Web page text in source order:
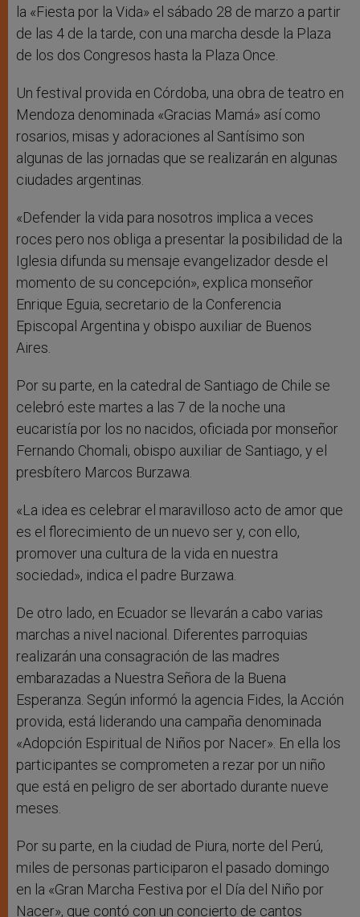
la «Fiesta por la Vida» el sábado 28 de marzo a partir
de las 4 de la tarde, con una marcha desde la Plaza
de los dos Congresos hasta la Plaza Once.
Un festival provida en Córdoba, una obra de teatro en
Mendoza denominada «Gracias Mamá» así como
rosarios, misas y adoraciones al Santísimo son
algunas de las jornadas que se realizarán en algunas
ciudades argentinas.
«Defender la vida para nosotros implica a veces
roces pero nos obliga a presentar la posibilidad de la
Iglesia difunda su mensaje evangelizador desde el
momento de su concepción», explica monseñor
Enrique Eguia, secretario de la Conferencia
Episcopal Argentina y obispo auxiliar de Buenos
Aires.
Por su parte, en la catedral de Santiago de Chile se
celebró este martes a las 7 de la noche una
eucaristía por los no nacidos, oficiada por monseñor
Fernando Chomali, obispo auxiliar de Santiago, y el
presbítero Marcos Burzawa.
«La idea es celebrar el maravilloso acto de amor que
es el florecimiento de un nuevo ser y, con ello,
promover una cultura de la vida en nuestra
sociedad», indica el padre Burzawa.
De otro lado, en Ecuador se llevarán a cabo varias
marchas a nivel nacional. Diferentes parroquias
realizarán una consagración de las madres
embarazadas a Nuestra Señora de la Buena
Esperanza. Según informó la agencia Fides, la Acción
provida, está liderando una campaña denominada
«Adopción Espiritual de Niños por Nacer». En ella los
participantes se comprometen a rezar por un niño
que está en peligro de ser abortado durante nueve
meses.
Por su parte, en la ciudad de Piura, norte del Perú,
miles de personas participaron el pasado domingo
en la «Gran Marcha Festiva por el Día del Niño por
Nacer», que contó con un concierto de cantos